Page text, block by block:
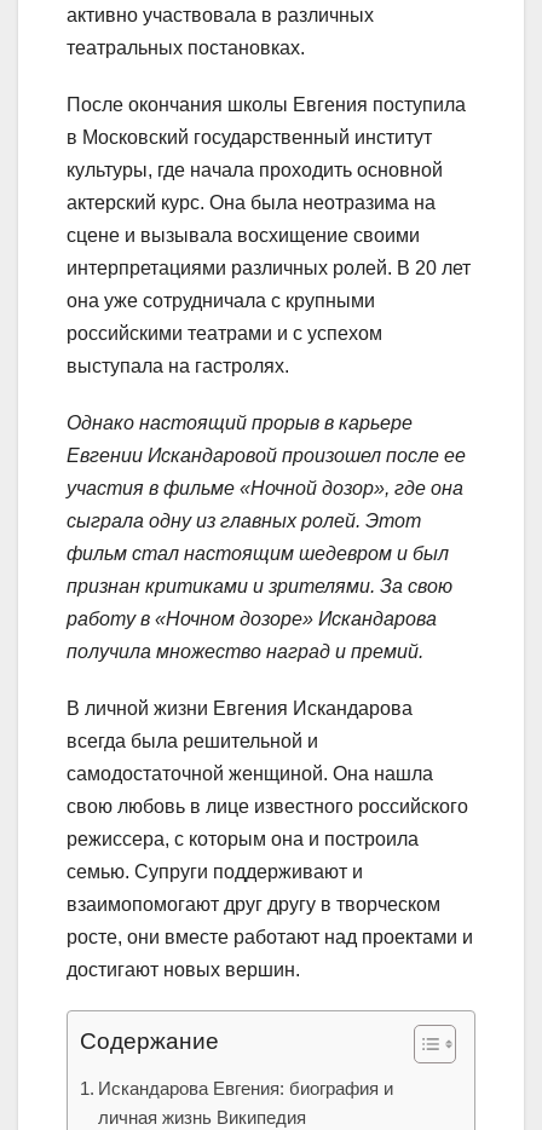
активно участвовала в различных
театральных постановках.
После окончания школы Евгения поступила
в Московский государственный институт
культуры, где начала проходить основной
актерский курс. Она была неотразима на
сцене и вызывала восхищение своими
интерпретациями различных ролей. В 20 лет
она уже сотрудничала с крупными
российскими театрами и с успехом
выступала на гастролях.
Однако настоящий прорыв в карьере
Евгении Искандаровой произошел после ее
участия в фильме «Ночной дозор», где она
сыграла одну из главных ролей. Этот
фильм стал настоящим шедевром и был
признан критиками и зрителями. За свою
работу в «Ночном дозоре» Искандарова
получила множество наград и премий.
В личной жизни Евгения Искандарова
всегда была решительной и
самодостаточной женщиной. Она нашла
свою любовь в лице известного российского
режиссера, с которым она и построила
семью. Супруги поддерживают и
взаимопомогают друг другу в творческом
росте, они вместе работают над проектами и
достигают новых вершин.
Содержание
Искандарова Евгения: биография и
личная жизнь Википедия